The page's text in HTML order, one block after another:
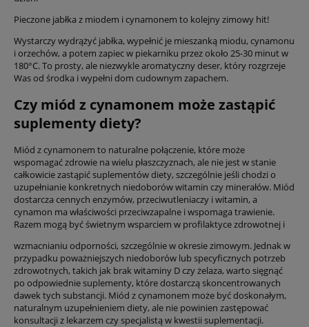
Pieczone jabłka z miodem i cynamonem to kolejny zimowy hit!
Wystarczy wydrążyć jabłka, wypełnić je mieszanką miodu, cynamonu
i orzechów, a potem zapiec w piekarniku przez około 25-30 minut w
180°C. To prosty, ale niezwykle aromatyczny deser, który rozgrzeje
Was od środka i wypełni dom cudownym zapachem.
Czy miód z cynamonem może zastąpić
suplementy diety?
Miód z cynamonem to naturalne połączenie, które może
wspomagać zdrowie na wielu płaszczyznach, ale nie jest w stanie
całkowicie zastąpić suplementów diety, szczególnie jeśli chodzi o
uzupełnianie konkretnych niedoborów witamin czy minerałów. Miód
dostarcza cennych enzymów, przeciwutleniaczy i witamin, a
cynamon ma właściwości przeciwzapalne i wspomaga trawienie.
Razem mogą być świetnym wsparciem w profilaktyce zdrowotnej i
wzmacnianiu odporności, szczególnie w okresie zimowym. Jednak w
przypadku poważniejszych niedoborów lub specyficznych potrzeb
zdrowotnych, takich jak brak witaminy D czy żelaza, warto sięgnąć
po odpowiednie suplementy, które dostarczą skoncentrowanych
dawek tych substancji. Miód z cynamonem może być doskonałym,
naturalnym uzupełnieniem diety, ale nie powinien zastępować
konsultacji z lekarzem czy specjalistą w kwestii suplementacji.